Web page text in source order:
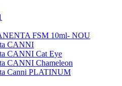
FSM 10ml- NOU
CANNI
CANNI Cat Eye
CANNI Chameleon
Canni PLATINUM